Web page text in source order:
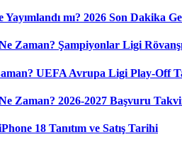
Yayımlandı mı? 2026 Son Dakika
Zaman? Şampiyonlar Ligi
UEFA Avrupa Ligi Play-Off
Zaman? 2026-2027 Başvuru
18 Tanıtım ve Satış Tarihi